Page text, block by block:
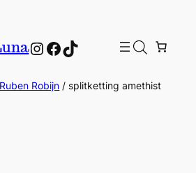
Instagram
Facebook
TikTok
Ruben Robijn / splitketting amethist